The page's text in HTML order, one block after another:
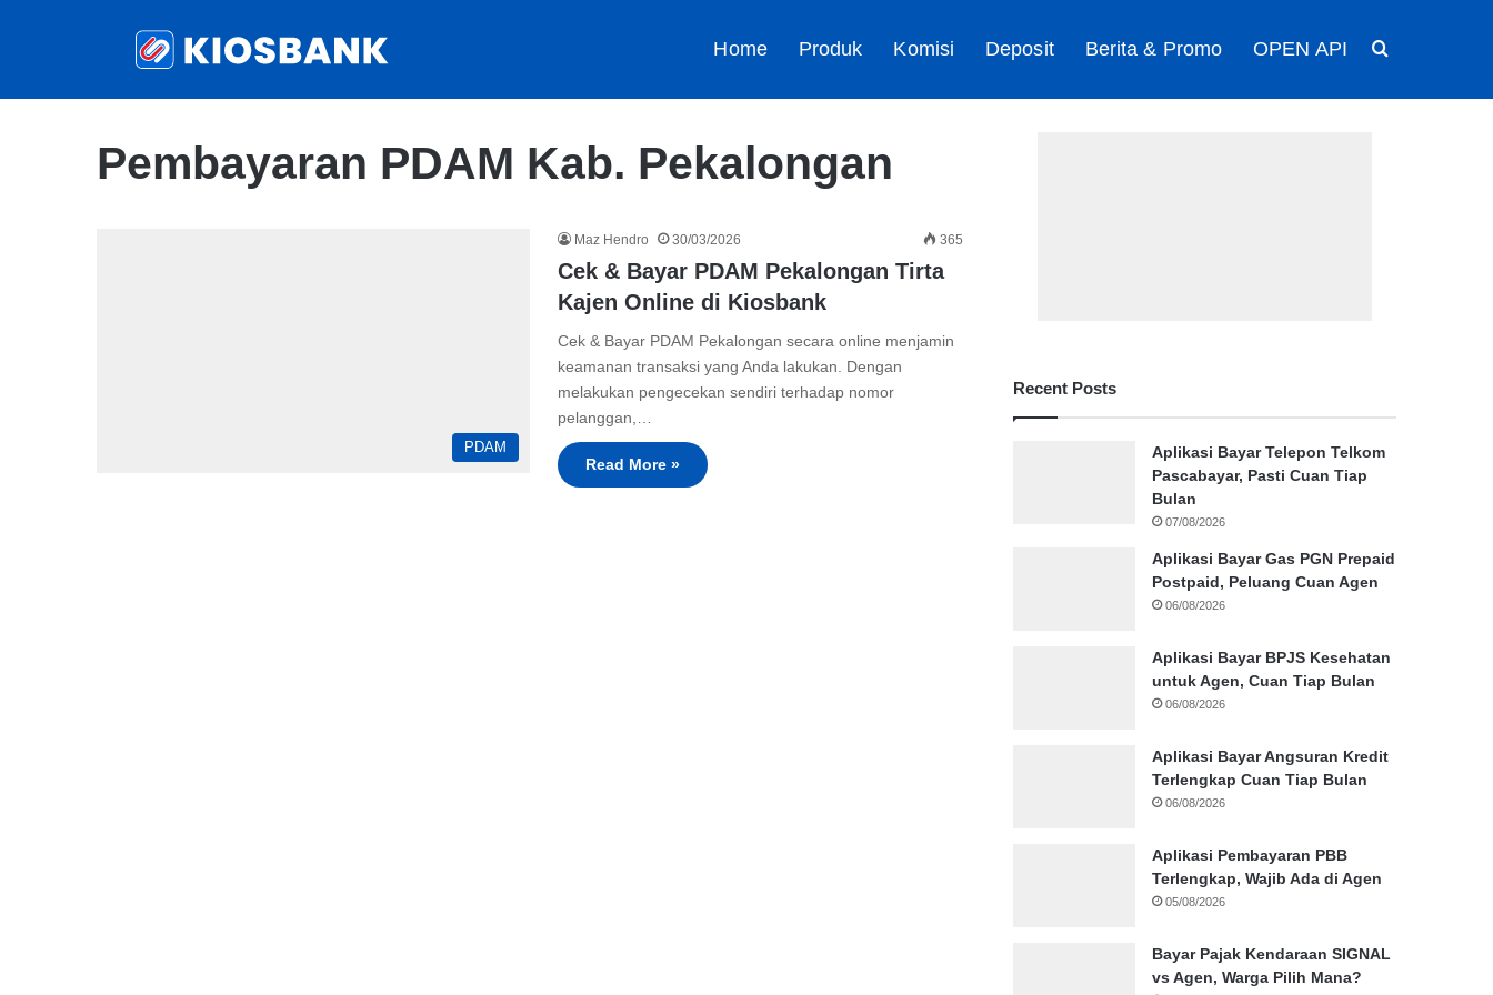
Home Produk Komisi Deposit Berita & Promo OPEN API
Pembayaran PDAM Kab. Pekalongan
PDAM
Maz Hendro 30/03/2026 365
Cek & Bayar PDAM Pekalongan Tirta
Kajen Online di Kiosbank
Cek & Bayar PDAM Pekalongan secara online menjamin
keamanan transaksi yang Anda lakukan. Dengan
melakukan pengecekan sendiri terhadap nomor
pelanggan,…
Read More »
Recent Posts
Aplikasi Bayar Telepon Telkom
Pascabayar, Pasti Cuan Tiap
Bulan
07/08/2026
Aplikasi Bayar Gas PGN Prepaid
Postpaid, Peluang Cuan Agen
06/08/2026
Aplikasi Bayar BPJS Kesehatan
untuk Agen, Cuan Tiap Bulan
06/08/2026
Aplikasi Bayar Angsuran Kredit
Terlengkap Cuan Tiap Bulan
06/08/2026
Aplikasi Pembayaran PBB
Terlengkap, Wajib Ada di Agen
05/08/2026
Bayar Pajak Kendaraan SIGNAL
vs Agen, Warga Pilih Mana?